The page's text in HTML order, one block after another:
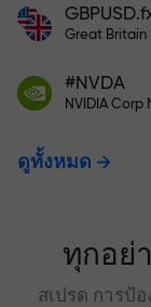
#NVDA
ดูทั้งหมด
ทุกอย่
สเปรด การป้